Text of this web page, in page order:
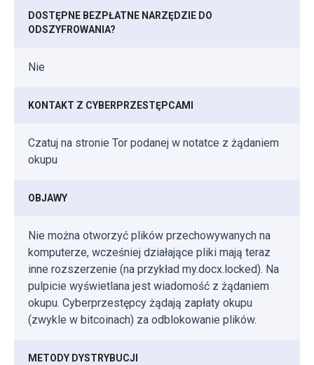
DOSTĘPNE BEZPŁATNE NARZĘDZIE DO
ODSZYFROWANIA?
Nie
KONTAKT Z CYBERPRZESTĘPCAMI
Czatuj na stronie Tor podanej w notatce z żądaniem
okupu
OBJAWY
Nie można otworzyć plików przechowywanych na
komputerze, wcześniej działające pliki mają teraz
inne rozszerzenie (na przykład my.docx.locked). Na
pulpicie wyświetlana jest wiadomość z żądaniem
okupu. Cyberprzestępcy żądają zapłaty okupu
(zwykle w bitcoinach) za odblokowanie plików.
METODY DYSTRYBUCJI